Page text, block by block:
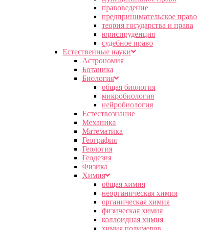
правоведение
предпринимательское право
теория государства и права
юриспруденция
судебное право
Естественные науки
Астрономия
Ботаника
Биология
общая биология
микробиология
нейробиология
Естествознание
Механика
Математика
География
Геология
Геодезия
Физика
Химия
общая химия
неорганическая химия
органическая химия
физическая химия
коллоидная химия
химия полимеров